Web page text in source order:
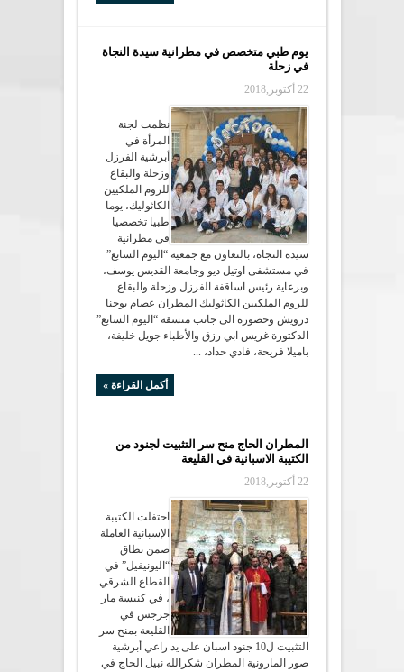
يوم طبي متخصص في مطرانية سيدة النجاة
في زحلة
22 أكتوبر,2018
نظمت لجنة
المرأة في
أبرشية الفرزل
وزحلة والبقاع
للروم الملكيين
الكاثوليك، يوما
طبيا تخصصيا
في مطرانية
سيدة النجاة، بالتعاون مع جمعية “اليوم السابع”
في مستشفى اوتيل ديو وجامعة القديس يوسف،
وبرعاية رئيس اساقفة الفرزل وزحلة والبقاع
للروم الملكيين الكاثوليك المطران عصام يوحنا
درويش وحضوره الى جانب منسقة “اليوم السابع”
الدكتورة غريس ابي رزق والأطباء جويل خليفة،
باميلا فريحة، فادي حداد، ...
أكمل القراءة »
المطران الحاج منح سر التثبيت لجنود من
الكتيبة الاسبانية في القليعة
22 أكتوبر,2018
احتفلت الكتيبة
الإسبانية العاملة
ضمن نطاق
“اليونيفيل” في
القطاع الشرقي
، في كنيسة مار
جرجس في
القليعة بمنح سر
التثبيت ل10 جنود اسبان على يد راعي أبرشية
صور المارونية المطران شكرالله نبيل الحاج في